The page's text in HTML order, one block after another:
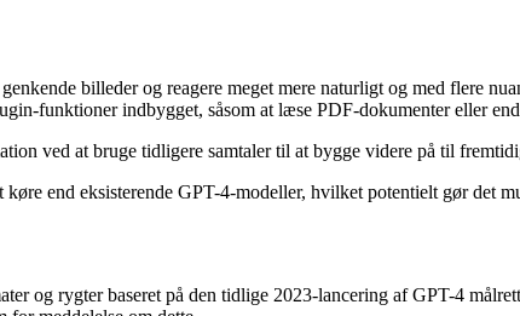
billeder og reagere meget mere naturligt og med flere
funktioner indbygget, såsom at læse PDF-dokumenter eller
ved at bruge tidligere samtaler til at bygge videre på til
end eksisterende GPT-4-modeller, hvilket potentielt gør det
og rygter baseret på den tidlige 2023-lancering af GPT-4